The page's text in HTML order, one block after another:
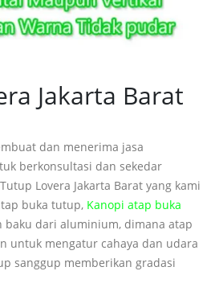
Jakarta Barat
dan menerima jasa
berkonsultasi dan sekedar
Lovera Jakarta Barat yang kami
buka tutup, Kanopi atap buka
dari aluminium, dimana atap
untuk mengatur cahaya dan udara
sanggup memberikan gradasi